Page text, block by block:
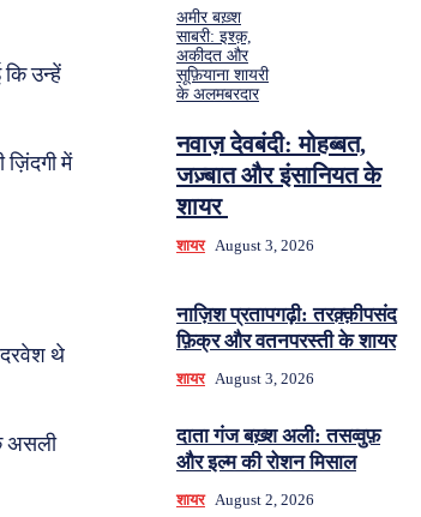
उन्हें
में
थे
असली
अमीर बख़्श
साबरी: इश्क़,
अकीदत और
सूफ़ियाना शायरी
के अलमबरदार
नवाज़ देवबंदी: मोहब्बत,
जज़्बात और इंसानियत के
शायर
शायर August 3, 2026
नाज़िश प्रतापगढ़ी: तरक़्क़ीपसंद
फ़िक्र और वतनपरस्ती के शायर
शायर August 3, 2026
दाता गंज बख़्श अली: तसव्वुफ़
और इल्म की रोशन मिसाल
शायर August 2, 2026